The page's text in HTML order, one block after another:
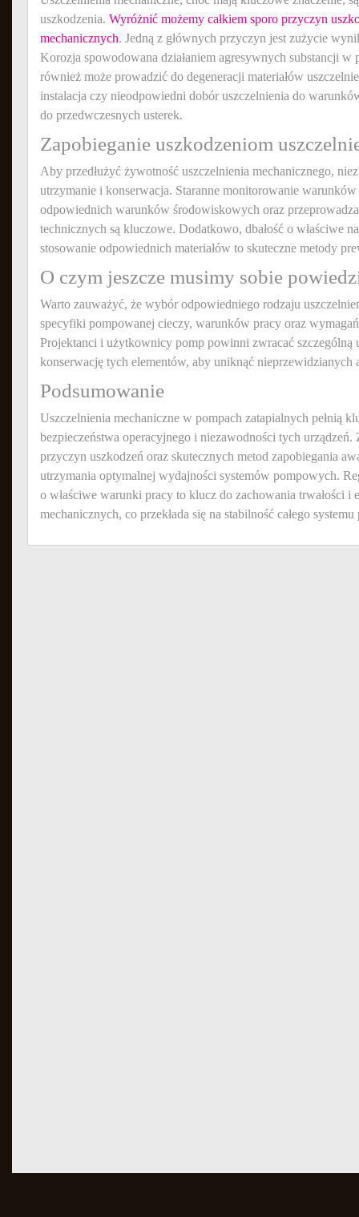
uszkodzenia. Wyróżnić możemy całkiem sporo przyczyn
mechanicznych. Jedną z głównych przyczyn jest zużycie
Korozja spowodowana działaniem agresywnych substancji w
również może prowadzić do degeneracji materiałów
instalacja czy nieodpowiedni dobór uszczelnienia do
do przedwczesnych usterek.
Zapobieganie uszkodzeniom
Aby przedłużyć żywotność uszczelnienia mechanicznego,
utrzymanie i konserwacja. Staranne monitorowanie
odpowiednich warunków środowiskowych oraz
technicznych są kluczowe. Dodatkowo, dbałość o właściwe
stosowanie odpowiednich materiałów to skuteczne metody
O czym jeszcze musimy sobie
Warto zauważyć, że wybór odpowiedniego rodzaju
specyfiki pompowanej cieczy, warunków pracy oraz
Projektanci i użytkownicy pomp powinni zwracać szczególną
konserwację tych elementów, aby uniknąć nieprzewidzianych
Podsumowanie
Uszczelnienia mechaniczne w pompach zatapialnych pełnią
bezpieczeństwa operacyjnego i niezawodności tych
przyczyn uszkodzeń oraz skutecznych metod zapobiegania
utrzymania optymalnej wydajności systemów pompowych.
o właściwe warunki pracy to klucz do zachowania trwałości i
mechanicznych, co przekłada się na stabilność całego